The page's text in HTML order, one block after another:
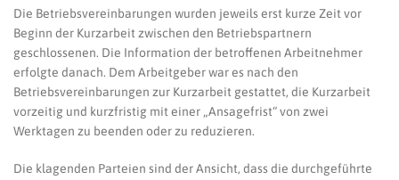
Die Betriebsvereinbarungen wurden jeweils erst kurze Zeit vor
Beginn der Kurzarbeit zwischen den Betriebspartnern
geschlossenen. Die Information der betroffenen Arbeitnehmer
erfolgte danach. Dem Arbeitgeber war es nach den
Betriebsvereinbarungen zur Kurzarbeit gestattet, die Kurzarbeit
vorzeitig und kurzfristig mit einer „Ansagefrist“ von zwei
Werktagen zu beenden oder zu reduzieren.
Die klagenden Parteien sind der Ansicht, dass die durchgeführte